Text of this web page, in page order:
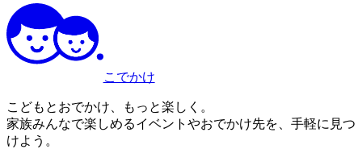
こでかけ
こどもとおでかけ、もっと楽しく。
家族みんなで楽しめるイベントやおでかけ先を、手軽に見つ
けよう。